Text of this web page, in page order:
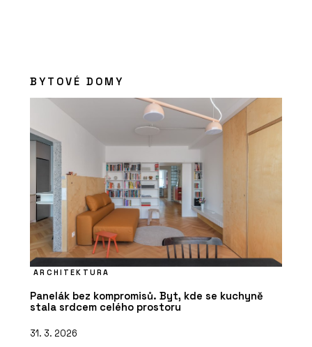
BYTOVÉ DOMY
ARCHITEKTURA
Panelák bez kompromisů. Byt, kde se kuchyně
stala srdcem celého prostoru
31. 3. 2026